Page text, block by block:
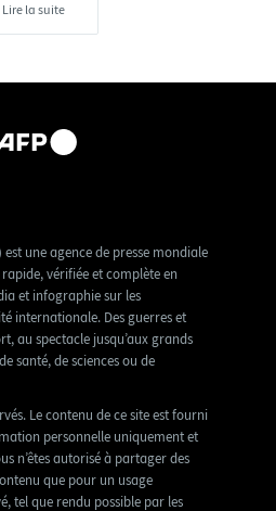
Lire la suite
est une agence de presse mondiale
vérifiée et complète en
et infographie sur les
internationale. Des guerres et
au spectacle jusqu’aux grands
santé, de sciences ou de
Le contenu de ce site est fourni
personnelle uniquement et
n’êtes autorisé à partager des
que pour un usage
tel que rendu possible par les